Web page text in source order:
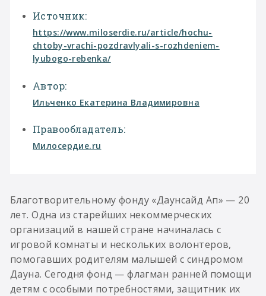
Источник:
https://www.miloserdie.ru/article/hochu-
chtoby-vrachi-pozdravlyali-s-rozhdeniem-
lyubogo-rebenka/
Автор:
Ильченко Екатерина Владимировна
Правообладатель:
Милосердие.ru
Благотворительному фонду «Даунсайд Ап» — 20
лет. Одна из старейших некоммерческих
организаций в нашей стране начиналась с
игровой комнаты и нескольких волонтеров,
помогавших родителям малышей с синдромом
Дауна. Сегодня фонд — флагман ранней помощи
детям с особыми потребностями, защитник их